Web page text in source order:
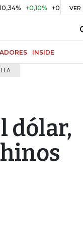
+0,10% +0,98% UVR
VER
INSIDE
dólar,